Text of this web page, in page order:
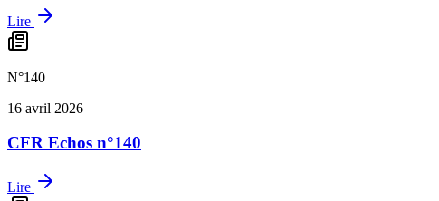
Lire
N°140
16 avril 2026
CFR Echos n°140
Lire